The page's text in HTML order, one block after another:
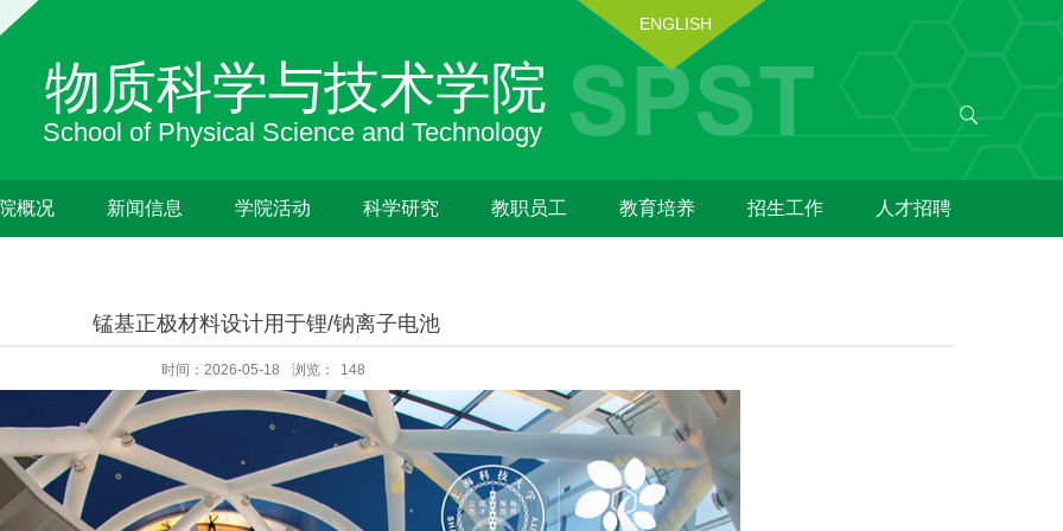
ENGLISH
概况 新闻信息 学院活动 科学研究 教职员工 教育培养 招生工作 人才招聘
锰基正极材料设计用于锂/钠离子电池
时间：2026-05-18 浏览： 148